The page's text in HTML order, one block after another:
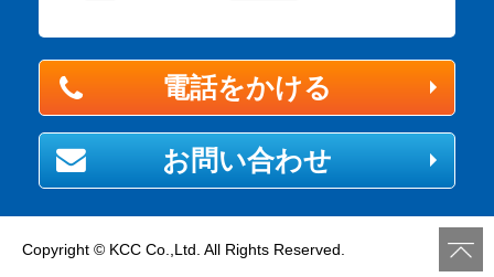
電話をかける
お問い合わせ
Copyright © KCC Co.,Ltd. All Rights Reserved.